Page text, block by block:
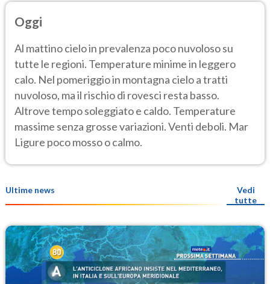
Oggi
Al mattino cielo in prevalenza poco nuvoloso su
tutte le regioni. Temperature minime in leggero
calo. Nel pomeriggio in montagna cielo a tratti
nuvoloso, ma il rischio di rovesci resta basso.
Altrove tempo soleggiato e caldo. Temperature
massime senza grosse variazioni. Venti deboli. Mar
Ligure poco mosso o calmo.
Ultime news
Vedi
tutte